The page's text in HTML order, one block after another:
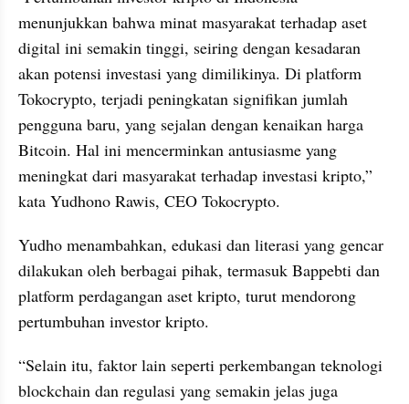
menunjukkan bahwa minat masyarakat terhadap aset
digital ini semakin tinggi, seiring dengan kesadaran
akan potensi investasi yang dimilikinya. Di platform
Tokocrypto, terjadi peningkatan signifikan jumlah
pengguna baru, yang sejalan dengan kenaikan harga
Bitcoin. Hal ini mencerminkan antusiasme yang
meningkat dari masyarakat terhadap investasi kripto,”
kata Yudhono Rawis, CEO Tokocrypto.
Yudho menambahkan, edukasi dan literasi yang gencar
dilakukan oleh berbagai pihak, termasuk Bappebti dan
platform perdagangan aset kripto, turut mendorong
pertumbuhan investor kripto.
“Selain itu, faktor lain seperti perkembangan teknologi
blockchain dan regulasi yang semakin jelas juga